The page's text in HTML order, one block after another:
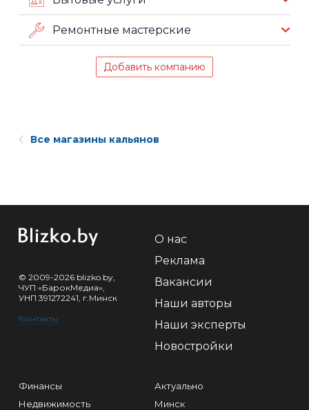
Ремонтные мастерские
Добавить компанию
Все магазины кальянов
© 2009-2026 blizko.by,
ЧУП «БарокМедиа»,
УНП 391272241, г.Минск
Контакты
О нас
Реклама
Вакансии
Наши авторы
Наши эксперты
Новостройки
Финансы
Недвижимость
Актуально
Минск